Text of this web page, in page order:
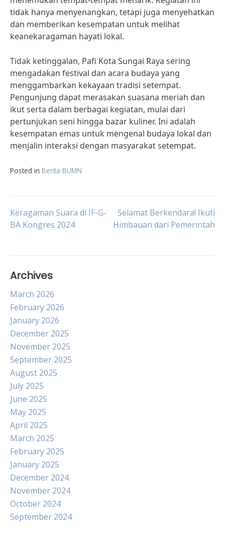
tidak hanya menyenangkan, tetapi juga menyehatkan
dan memberikan kesempatan untuk melihat
keanekaragaman hayati lokal.
Tidak ketinggalan, Pafi Kota Sungai Raya sering
mengadakan festival dan acara budaya yang
menggambarkan kekayaan tradisi setempat.
Pengunjung dapat merasakan suasana meriah dan
ikut serta dalam berbagai kegiatan, mulai dari
pertunjukan seni hingga bazar kuliner. Ini adalah
kesempatan emas untuk mengenal budaya lokal dan
menjalin interaksi dengan masyarakat setempat.
Posted in Berita BUMN
Post
Keragaman Suara di IF-G-
BA Kongres 2024
Selamat Berkendara! Ikuti
Himbauan dari Pemerintah
Archives
March 2026
February 2026
January 2026
December 2025
November 2025
September 2025
August 2025
July 2025
June 2025
May 2025
April 2025
March 2025
February 2025
January 2025
December 2024
November 2024
October 2024
September 2024